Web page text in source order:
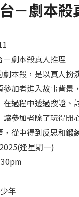
－劇本殺
－劇本殺真人推理
劇本殺，是以真人扮
加者進入故事背景
在過程中透過搜證、
參加者除了玩得開
從中得到反思和鍛
逢星期一)
年